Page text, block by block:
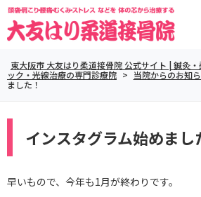
東大阪市 大友はり柔道接骨院 公式サイト | 鍼灸
ック・光線治療の専門診療院 > 当院からのお知
ました！
インスタグラム始めまし
早いもので、今年も1月が終わりです。